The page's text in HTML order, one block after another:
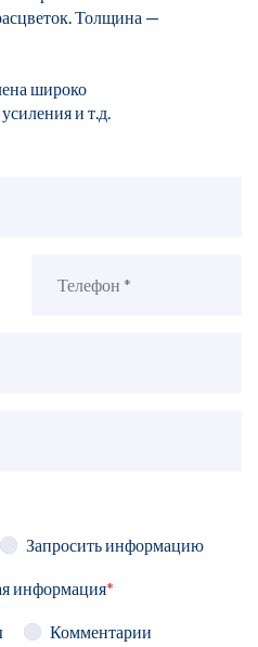
Толщина —
широко
и т.д.
Запросить информацию
информация*
Комментарии